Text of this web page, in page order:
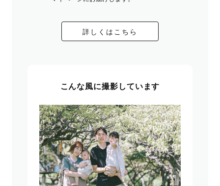
詳しくはこちら
こんな風に撮影しています